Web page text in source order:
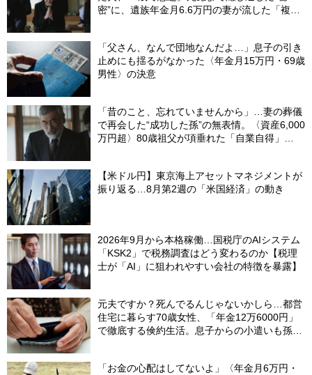
密”に、遺族年金月6.6万円の妻が流した「複雑
「父さん、なんで団地なんだよ…」息子の引き
止めにも揺るがなかった〈年金月15万円・69歳
男性〉の決意
「昔のこと、忘れていませんから」…妻の葬儀
で再会した“成功した孫”の無表情。〈資産6,000
万円超〉80歳祖父が項垂れた「自業自得」
【米ドル円】東京海上アセットマネジメントが
振り返る…8月第2週の「米国経済」の動き
2026年9月から本格稼働…国税庁のAIシステム
「KSK2」で税務調査はどう変わるのか【税理
士が「AI」に狙われやすい会社の特徴を暴露】
元夫ですか？死んでるんじゃないかしら…都営
住宅に暮らす70歳女性、「年金12万6000円」
で徹底する倹約生活。息子からの小遣いも孫の
「お金の心配はしてないよ」〈年金月6万円・